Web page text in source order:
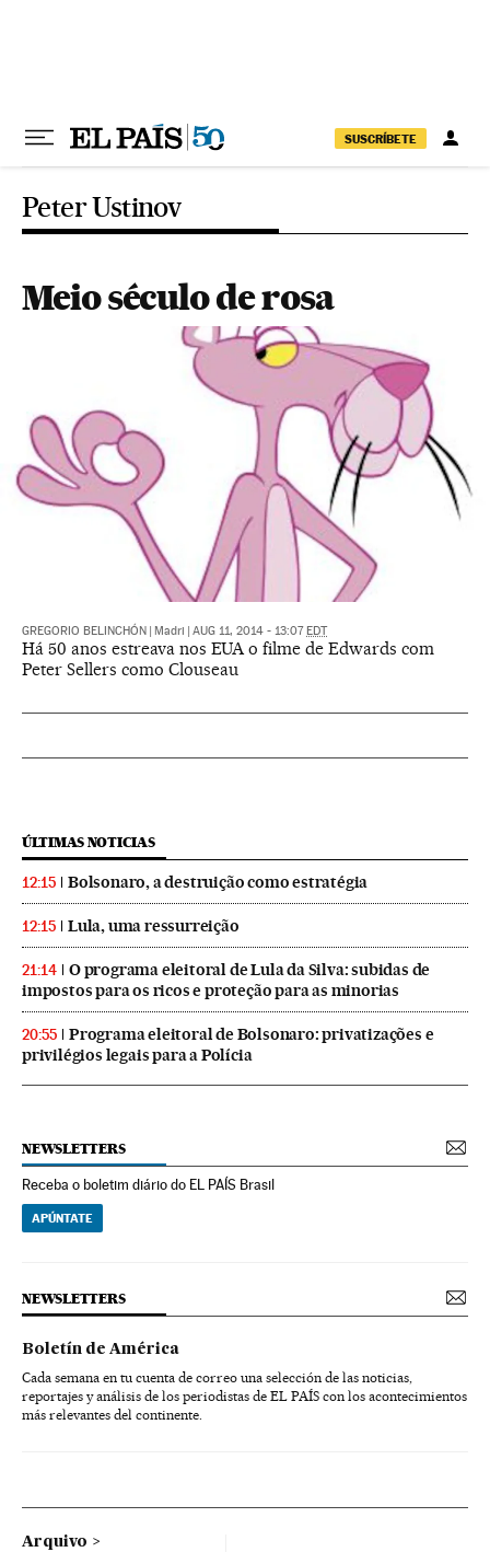
SUSCRÍBETE
Peter Ustinov
Meio século de rosa
GREGORIO BELINCHÓN Madri AUG 11, 2014 - 13:07 EDT
Há 50 anos estreava nos EUA o filme de Edwards com
Peter Sellers como Clouseau
ÚLTIMAS NOTICIAS
12:15 Bolsonaro, a destruição como estratégia
12:15 Lula, uma ressurreição
21:14
O programa eleitoral de Lula da Silva: subidas de
impostos para os ricos e proteção para as minorias
20:55
Programa eleitoral de Bolsonaro: privatizações e
privilégios legais para a Polícia
NEWSLETTERS
Receba o boletim diário do EL PAÍS Brasil
APÚNTATE
NEWSLETTERS
Boletín de América
Cada semana en tu cuenta de correo una selección de las noticias,
reportajes y análisis de los periodistas de EL PAÍS con los acontecimientos
más relevantes del continente.
Arquivo